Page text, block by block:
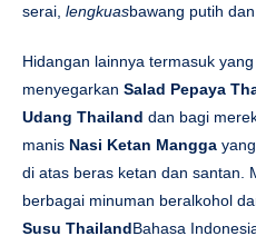
serai, lengkuasbawang putih
Hidangan lainnya termasuk
menyegarkan Salad Pepaya
Udang Thailand dan bagi
manis Nasi Ketan Mangga
di atas beras ketan dan santan.
berbagai minuman beralkohol
Susu ThailandBahasa